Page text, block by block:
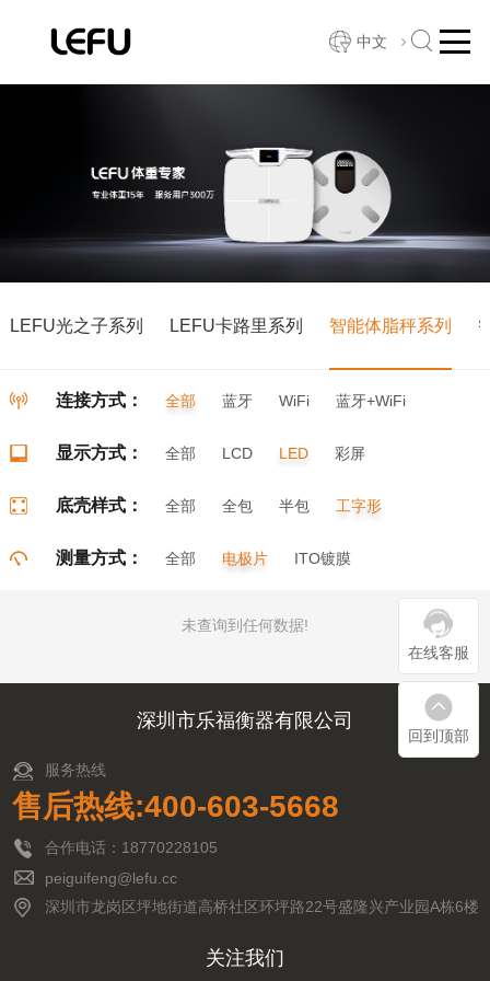
在线客服
回到顶部
中文
LEFU光之子系列 LEFU卡路里系列 智能体脂秤系列
连接方式： 全部 蓝牙 WiFi 蓝牙+WiFi
显示方式： 全部 LCD LED 彩屏
底壳样式： 全部 全包 半包
工字形
测量方式： 全部 电极片 ITO镀膜
未查询到任何数据!
深圳市乐福衡器有限公司
服务热线
售后热线:400-603-5668
合作电话：18770228105
peiguifeng@lefu.cc
深圳市龙岗区坪地街道高桥社区环坪路22号盛隆兴产业园A栋6楼
关注我们